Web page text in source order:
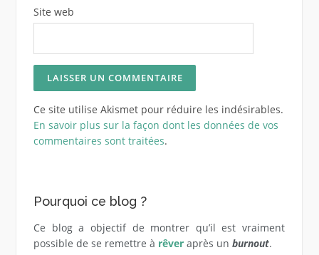
Site web
Ce site utilise Akismet pour réduire les indésirables.
En savoir plus sur la façon dont les données de vos
commentaires sont traitées.
Pourquoi ce blog ?
Ce blog a objectif de montrer qu’il est vraiment
possible de se remettre à rêveraprès un burnout.